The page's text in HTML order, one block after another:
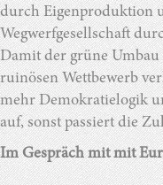
durch Eigenproduktion
Wegwerfgesellschaft
Damit der grüne
ruinösen Wettbewerb
mehr Demokratielogik
auf, sonst passiert die
Im Gespräch mit mit